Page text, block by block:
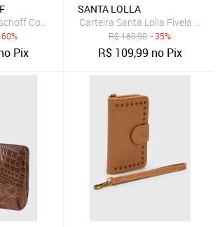
Compacto Texturizado Caramelo
60%
Pix
SANTA LOLLA
Carteira Santa Lolla Fivela
R$169,90 - 35%
R$ 109,99 no Pix